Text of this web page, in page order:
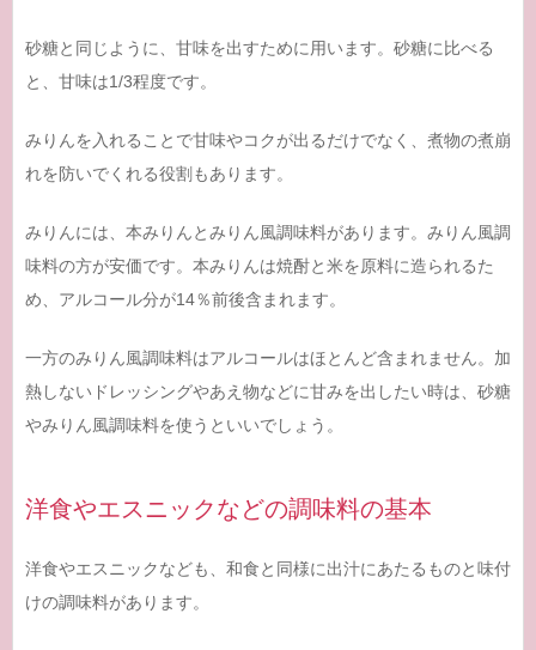
砂糖と同じように、甘味を出すために用います。砂糖に比べる
と、甘味は1/3程度です。
みりんを入れることで甘味やコクが出るだけでなく、煮物の煮崩
れを防いでくれる役割もあります。
みりんには、本みりんとみりん風調味料があります。みりん風調
味料の方が安価です。本みりんは焼酎と米を原料に造られるた
め、アルコール分が14％前後含まれます。
一方のみりん風調味料はアルコールはほとんど含まれません。加
熱しないドレッシングやあえ物などに甘みを出したい時は、砂糖
やみりん風調味料を使うといいでしょう。
洋食やエスニックなどの調味料の基本
洋食やエスニックなども、和食と同様に出汁にあたるものと味付
けの調味料があります。